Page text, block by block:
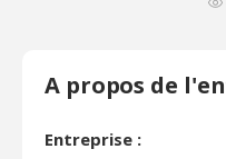
A propos de
Entreprise :